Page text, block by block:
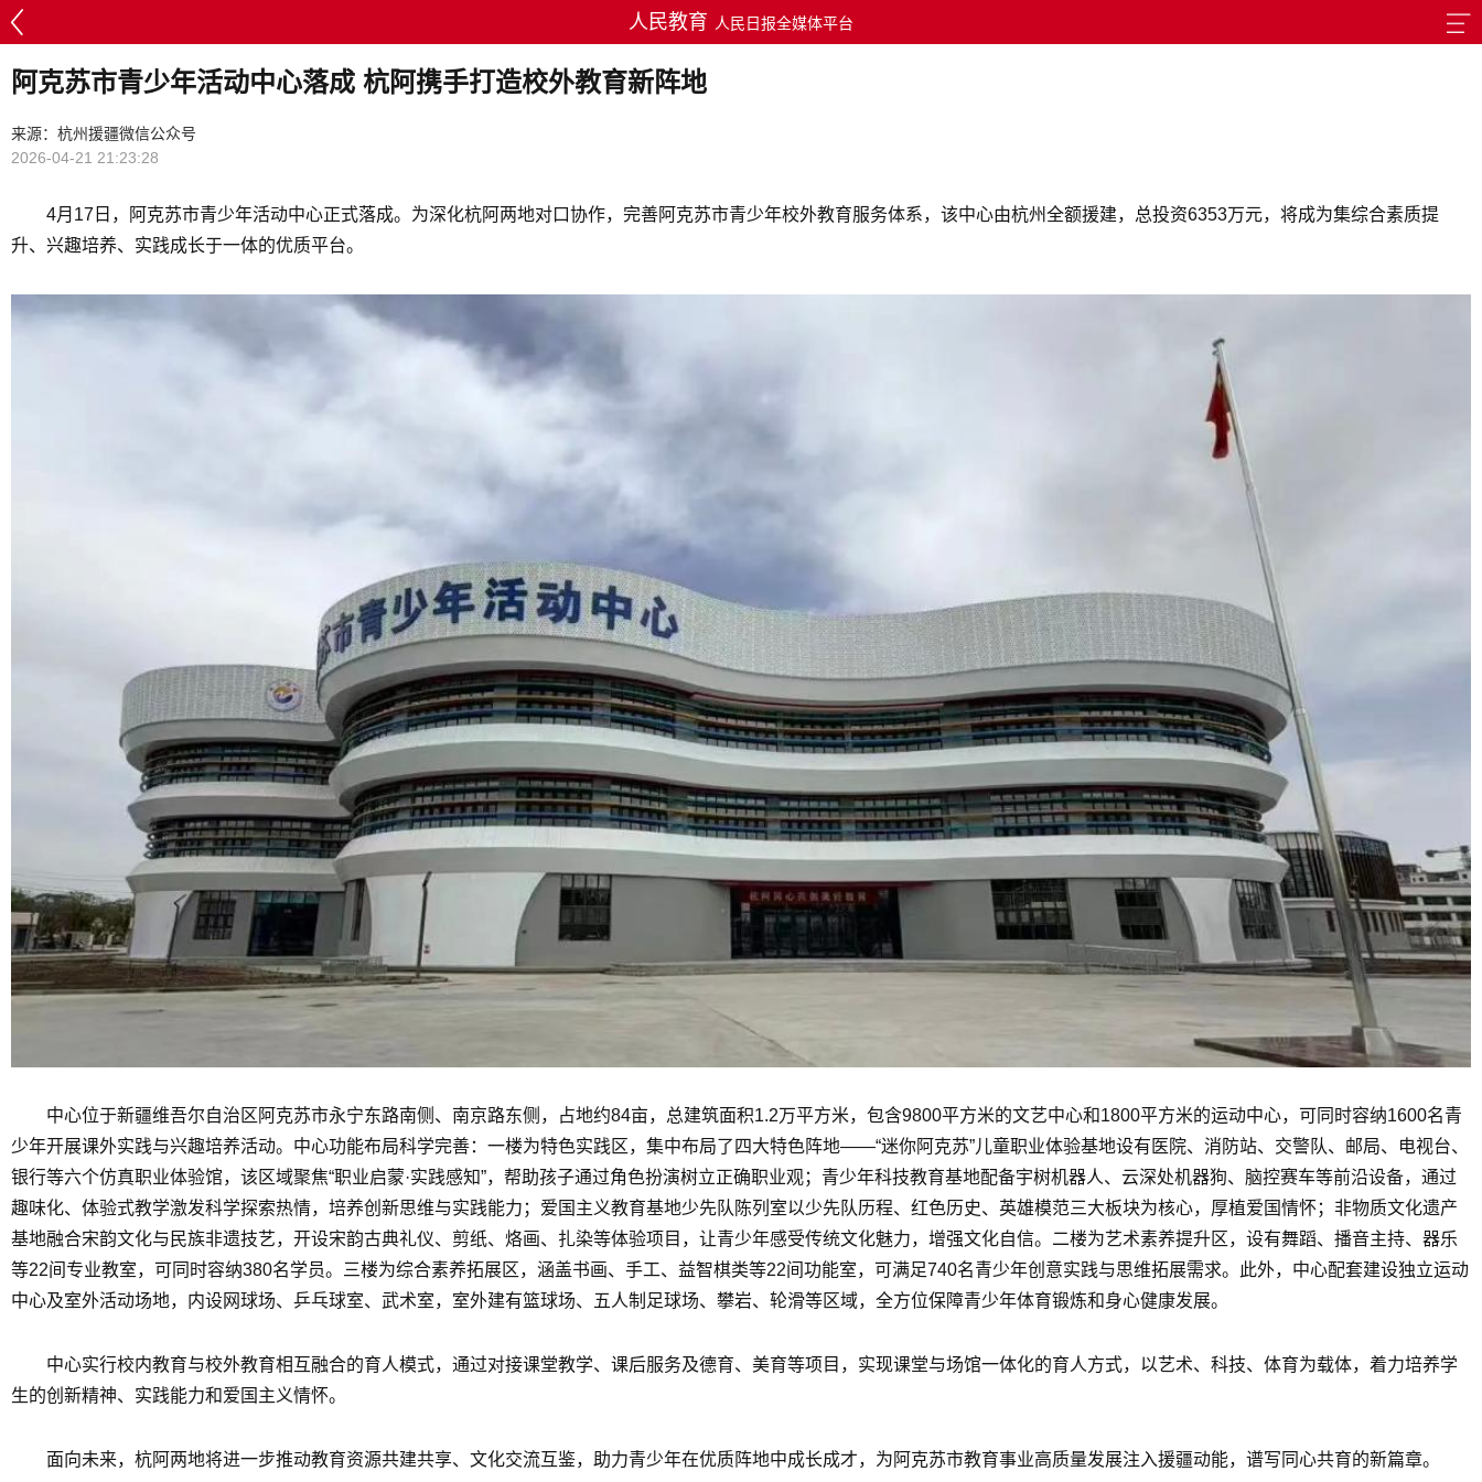
人民教育 人民日报全媒体平台
阿克苏市青少年活动中心落成 杭阿携手打造校外教育新阵地
来源：杭州援疆微信公众号
2026-04-21 21:23:28
4月17日，阿克苏市青少年活动中心正式落成。为深化杭阿两地对口协作，完善阿克苏市青少年校外教育服务体系，该中心由杭州全额援建，总投资6353万元，将成为集综合素质提
升、兴趣培养、实践成长于一体的优质平台。
中心位于新疆维吾尔自治区阿克苏市永宁东路南侧、南京路东侧，占地约84亩，总建筑面积1.2万平方米，包含9800平方米的文艺中心和1800平方米的运动中心，可同时容纳1600名青
少年开展课外实践与兴趣培养活动。中心功能布局科学完善：一楼为特色实践区，集中布局了四大特色阵地——“迷你阿克苏”儿童职业体验基地设有医院、消防站、交警队、邮局、电视台、
银行等六个仿真职业体验馆，该区域聚焦“职业启蒙·实践感知”，帮助孩子通过角色扮演树立正确职业观；青少年科技教育基地配备宇树机器人、云深处机器狗、脑控赛车等前沿设备，通过
趣味化、体验式教学激发科学探索热情，培养创新思维与实践能力；爱国主义教育基地少先队陈列室以少先队历程、红色历史、英雄模范三大板块为核心，厚植爱国情怀；非物质文化遗产
基地融合宋韵文化与民族非遗技艺，开设宋韵古典礼仪、剪纸、烙画、扎染等体验项目，让青少年感受传统文化魅力，增强文化自信。二楼为艺术素养提升区，设有舞蹈、播音主持、器乐
等22间专业教室，可同时容纳380名学员。三楼为综合素养拓展区，涵盖书画、手工、益智棋类等22间功能室，可满足740名青少年创意实践与思维拓展需求。此外，中心配套建设独立运动
中心及室外活动场地，内设网球场、乒乓球室、武术室，室外建有篮球场、五人制足球场、攀岩、轮滑等区域，全方位保障青少年体育锻炼和身心健康发展。
中心实行校内教育与校外教育相互融合的育人模式，通过对接课堂教学、课后服务及德育、美育等项目，实现课堂与场馆一体化的育人方式，以艺术、科技、体育为载体，着力培养学
生的创新精神、实践能力和爱国主义情怀。
面向未来，杭阿两地将进一步推动教育资源共建共享、文化交流互鉴，助力青少年在优质阵地中成长成才，为阿克苏市教育事业高质量发展注入援疆动能，谱写同心共育的新篇章。